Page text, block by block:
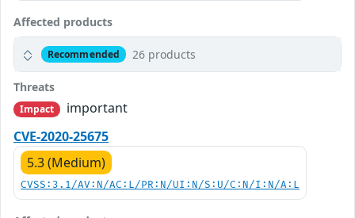
Affected products
Recommended 26 products
Threats
Impact
important
CVE-2020-25675
5.3 (Medium)
CVSS:3.1/AV:N/AC:L/PR:N/UI:N/S:U/C:N/I:N/A:L